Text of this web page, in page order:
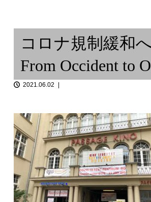
梅田 Zeela / 紡ぐ旅 vol.1
北京遊学記 (2)
コロナ規制緩和
From Occident to
2021.06.02